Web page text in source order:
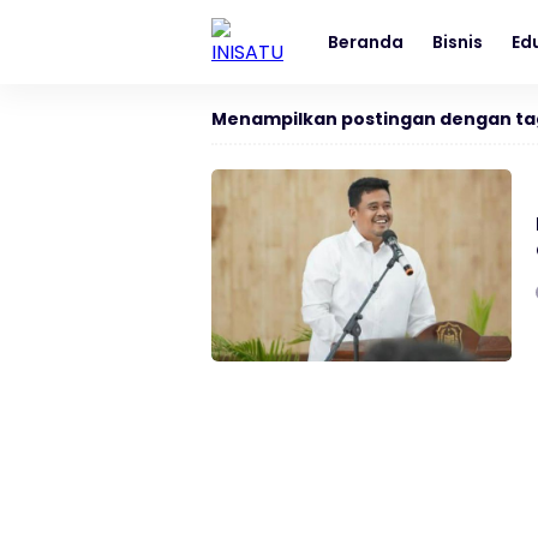
Beranda Bisnis
Menampilkan postingan dengan